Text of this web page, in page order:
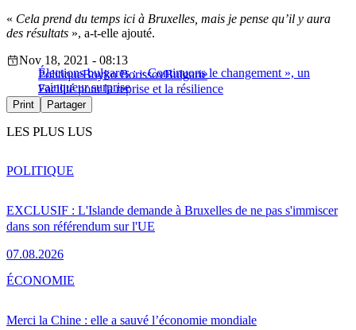
« Cela prend du temps ici à Bruxelles, mais je pense qu’il y aura
des résultats », a-t-elle ajouté.
Élections bulgares : « Continuons le changement », un
vainqueur surprise
Nov 18, 2021 - 08:13
PolitiqueBoyko BorissovBulgarie
Facilité pour la reprise et la résilience
Print Partager
LES PLUS LUS
EXCLUSIF : L'Islande demande à Bruxelles de ne pas s'immiscer
dans son référendum sur l'UE
07.08.2026
POLITIQUE
Merci la Chine : elle a sauvé l’économie mondiale
ÉCONOMIE